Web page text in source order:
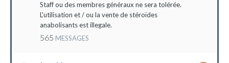
Staff ou des membres généraux ne sera tolérée.
L'utilisation et / ou la vente de stéroïdes
anabolisants est illegale.
565 MESSAGES